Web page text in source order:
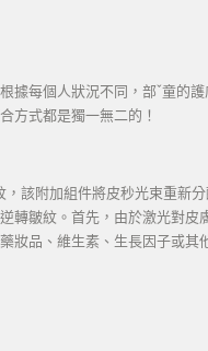
據每個人狀況不同，部ˇ童的
方式都是獨一無二的！
該附加組件將皮秒光束重新
轉皺紋。首先，由於激光對
品、維生素、生長因子或其